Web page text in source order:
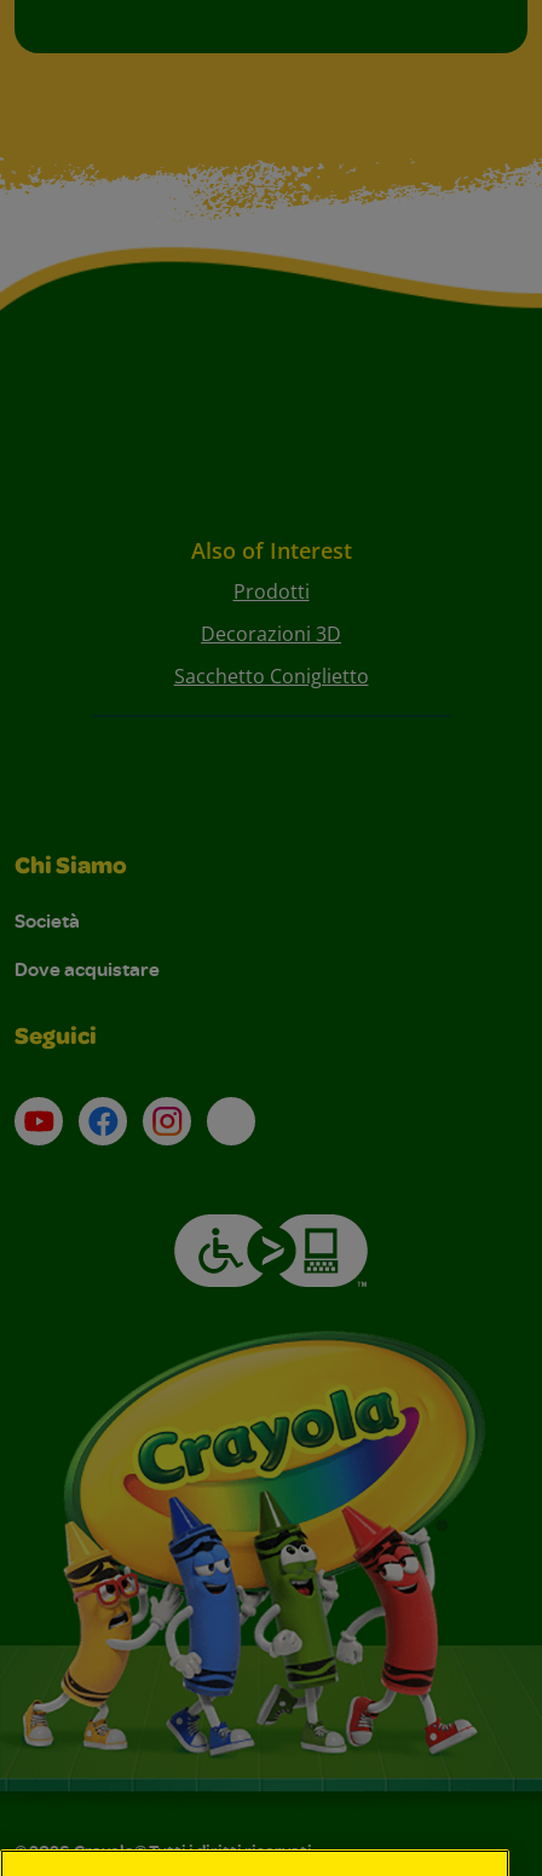
Also of Interest
Prodotti
Decorazioni 3D
Sacchetto Coniglietto
Chi Siamo
Società
Dove acquistare
Seguici
Su YouTube
ContattiProfilo Instagram
Email
©2026Crayola® Tutti i diritti riservati.